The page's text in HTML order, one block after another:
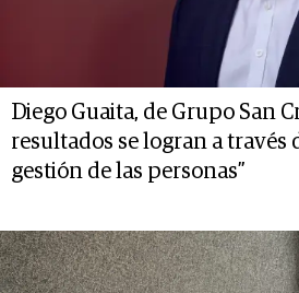
Diego Guaita, de Grupo San
resultados se logran a través
gestión de las personas”